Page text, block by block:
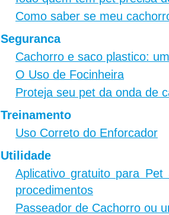
Como saber se meu
Seguranca
Cachorro e saco plastico:
O Uso de Focinheira
Proteja seu pet da onda de
Treinamento
Uso Correto do Enforcador
Utilidade
Aplicativo gratuito para
procedimentos
Passeador de Cachorro ou